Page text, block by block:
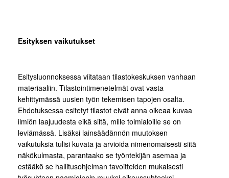
Esityksen vaikutukset
Esitysluonnoksessa viitataan tilastokeskuksen vanhaan
materiaaliin. Tilastointimenetelmät ovat vasta
kehittymässä uusien työn tekemisen tapojen osalta.
Ehdotuksessa esitetyt tilastot eivät anna oikeaa kuvaa
ilmiön laajuudesta eikä siitä, mille toimialoille se on
leviämässä. Lisäksi lainsäädännön muutoksen
vaikutuksia tulisi kuvata ja arvioida nimenomaisesti siitä
näkökulmasta, parantaako se työntekijän asemaa ja
estääkö se hallitusohjelman tavoitteiden mukaisesti